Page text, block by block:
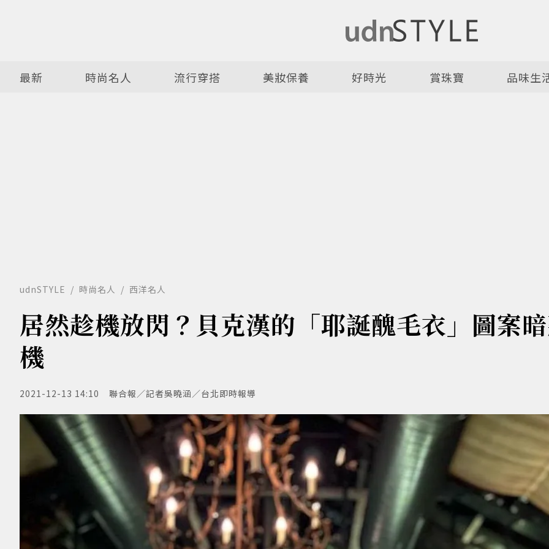
最新 時尚名人 流行穿搭 美妝保養 好時光 賞珠寶 品味生
udnSTYLE 時尚名人 西洋名人
居然趁機放閃？貝克漢的「耶誕醜毛衣」圖案
機
2021-12-13 14:10 聯合報／記者吳曉涵／台北即時報導